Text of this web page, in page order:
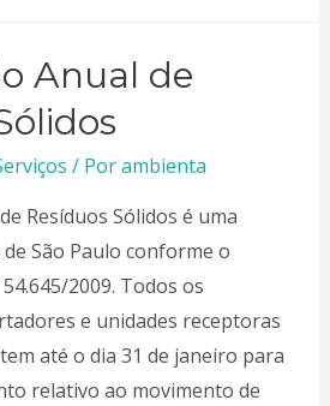
Anual de
/ Porambienta
Resíduos Sólidos é uma
São Paulo conforme o
2009. Todos os
e unidades receptoras
até o dia 31 de janeiro para
relativo ao movimento de